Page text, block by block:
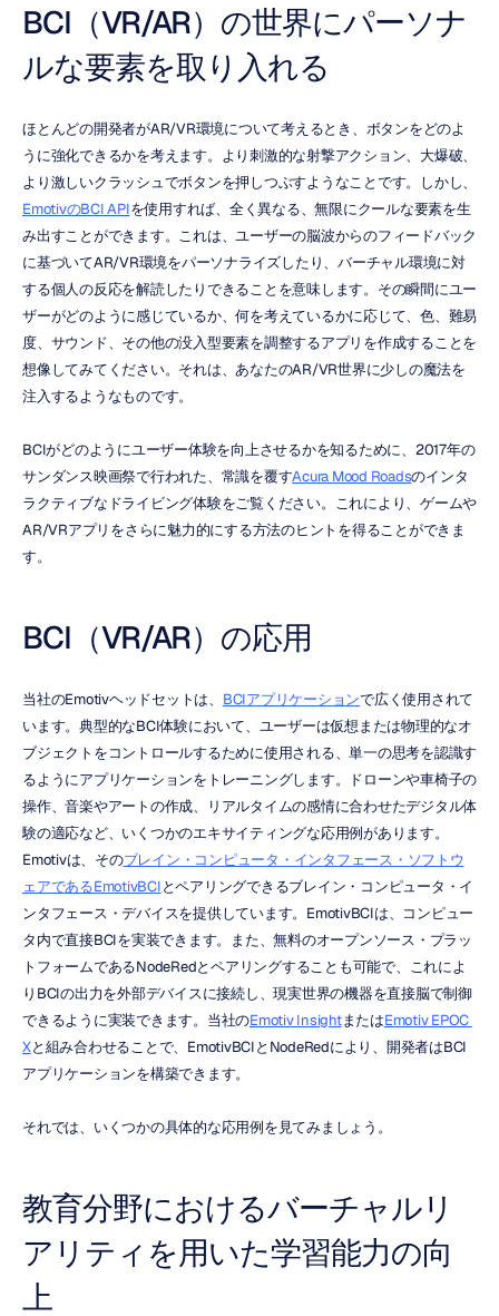
BCI（VR/AR）の世界にパーソナ
ルな要素を取り入れる
ほとんどの開発者がAR/VR環境について考えるとき、ボタンをどのよ
うに強化できるかを考えます。より刺激的な射撃アクション、大爆破、
より激しいクラッシュでボタンを押しつぶすようなことです。しかし、
EmotivのBCI APIを使用すれば、全く異なる、無限にクールな要素を生
み出すことができます。これは、ユーザーの脳波からのフィードバック
に基づいてAR/VR環境をパーソナライズしたり、バーチャル環境に対
する個人の反応を解読したりできることを意味します。その瞬間にユー
ザーがどのように感じているか、何を考えているかに応じて、色、難易
度、サウンド、その他の没入型要素を調整するアプリを作成することを
想像してみてください。それは、あなたのAR/VR世界に少しの魔法を
注入するようなものです。
BCIがどのようにユーザー体験を向上させるかを知るために、2017年の
サンダンス映画祭で行われた、常識を覆すAcura Mood Roadsのインタ
ラクティブなドライビング体験をご覧ください。これにより、ゲームや
AR/VRアプリをさらに魅力的にする方法のヒントを得ることができま
す。
BCI（VR/AR）の応用
当社のEmotivヘッドセットは、 BCIアプリケーションで広く使用されて
います。典型的なBCI体験において、ユーザーは仮想または物理的なオ
ブジェクトをコントロールするために使用される、単一の思考を認識す
るようにアプリケーションをトレーニングします。ドローンや車椅子の
操作、音楽やアートの作成、リアルタイムの感情に合わせたデジタル体
験の適応など、いくつかのエキサイティングな応用例があります。
Emotivは、そのブレイン・コンピュータ・インタフェース・ソフトウ
ェアであるEmotivBCIとペアリングできるブレイン・コンピュータ・イ
ンタフェース・デバイスを提供しています。EmotivBCIは、コンピュー
タ内で直接BCIを実装できます。また、無料のオープンソース・プラッ
トフォームであるNodeRedとペアリングすることも可能で、これによ
りBCIの出力を外部デバイスに接続し、現実世界の機器を直接脳で制御
できるように実装できます。当社のEmotiv InsightまたはEmotiv EPOC
Xと組み合わせることで、EmotivBCIとNodeRedにより、開発者はBCI
アプリケーションを構築できます。
それでは、いくつかの具体的な応用例を見てみましょう。
教育分野におけるバーチャルリ
アリティを用いた学習能力の向
上